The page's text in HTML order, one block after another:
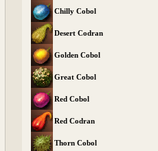
Chilly Cobol
Desert Codran
Golden Cobol
Great Cobol
Red Cobol
Red Codran
Thorn Cobol